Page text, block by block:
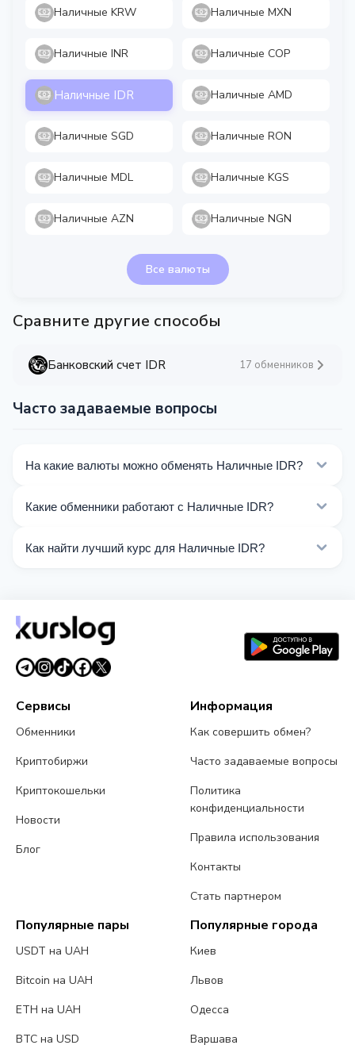
Наличные KRW Наличные MXN
Наличные INR Наличные COP
Наличные IDR Наличные AMD
Наличные SGD Наличные RON
Наличные MDL Наличные KGS
Наличные AZN Наличные NGN
Все валюты
Сравните другие способы
Банковский счет IDR 17 обменников
Часто задаваемые вопросы
На какие валюты можно обменять Наличные IDR?
Наличные IDR. Выберите нужное направление из
Какие обменники работают с Наличные IDR?
операции с Наличные IDR.
Как найти лучший курс для Наличные IDR?
реальном времени.
Сервисы
Обменники
Криптобиржи
Криптокошельки
Новости
Блог
Информация
Как совершить обмен?
Часто задаваемые вопросы
Политика
конфиденциальности
Правила использования
Контакты
Стать партнером
Популярные пары
USDT на UAH
Bitcoin на UAH
ETH на UAH
BTC на USD
Популярные города
Киев
Львов
Одесса
Варшава